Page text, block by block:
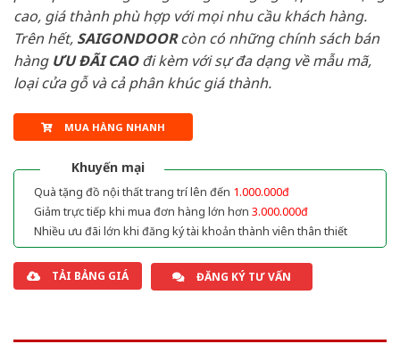
cao, giá thành phù hợp với mọi nhu cầu khách hàng.
Trên hết, SAIGONDOORcòn có những chính sách bán
hàng ƯU ĐÃI CAOđi kèm với sự đa dạng về mẫu mã,
loại cửa gỗ và cả phân khúc giá thành.
MUA HÀNG NHANH
Khuyến mại
Quà tặng đồ nội thất trang trí lên đến 1.000.000đ
Giảm trực tiếp khi mua đơn hàng lớn hơn 3.000.000đ
Nhiều ưu đãi lớn khi đăng ký tài khoản thành viên thân thiết
TẢI BẢNG GIÁ ĐĂNG KÝ TƯ VẤN